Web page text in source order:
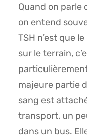
Quand on parle
on entend
TSH n’est que
sur le terrain,
majeure partie
sang est
transport, un
dans un bus.